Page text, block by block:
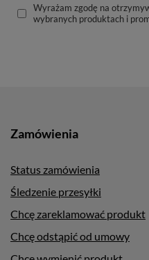
Wyrażam zgodę na
wybranych produktach i
Zamówienia
Status zamówienia
Śledzenie przesyłki
Chcę zareklamować produkt
Chcę odstąpić od umowy